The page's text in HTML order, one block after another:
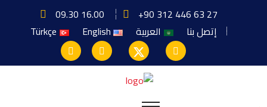
+90 312 446 63 27
09.30 16.00
إتصل بنا
العربية English
Türkçe